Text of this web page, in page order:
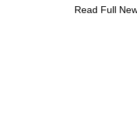
Read Full